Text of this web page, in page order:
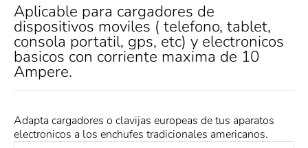
Aplicable para cargadores de
dispositivos moviles ( telefono, tablet,
consola portatil, gps, etc) y electronicos
basicos con corriente maxima de 10
Ampere.
Adapta cargadores o clavijas europeas de tus aparatos
electronicos a los enchufes tradicionales americanos.